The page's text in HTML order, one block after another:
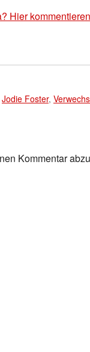
Hier
Jodie Foster,
Kommentar